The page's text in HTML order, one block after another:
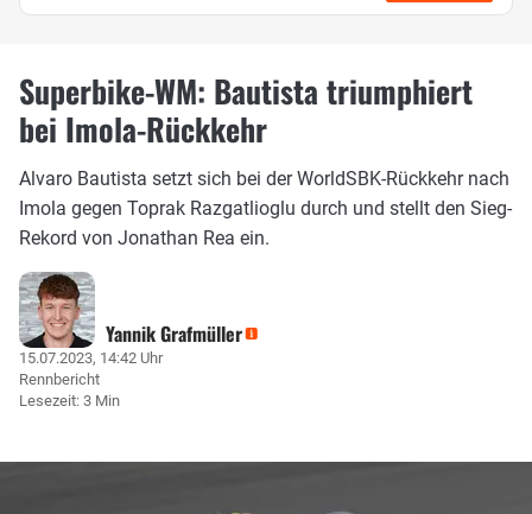
Superbike-WM: Bautista triumphiert
bei Imola-Rückkehr
Alvaro Bautista setzt sich bei der WorldSBK-Rückkehr nach
Imola gegen Toprak Razgatlioglu durch und stellt den Sieg-
Rekord von Jonathan Rea ein.
Yannik Grafmüller
15.07.2023, 14:42 Uhr
Rennbericht
Lesezeit: 3 Min